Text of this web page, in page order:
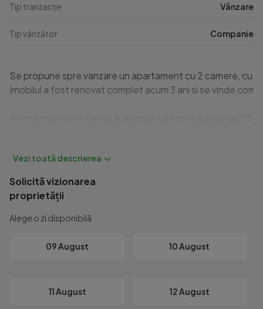
Tip tranzacție Vânzare
Tip vânzător Companie
Se propune spre vanzare un apartament cu 2 camere, cu
Imobilul a fost renovat complet acum 3 ani si se vinde
Solicită vizionarea
proprietății
Alege o zi disponibilă
09 August 10 August
11 August 12 August